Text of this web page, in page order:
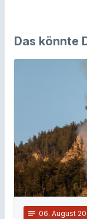
Das könnte
notes 06. August